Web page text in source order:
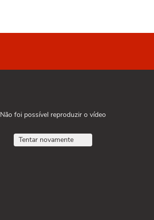
Não foi possível reproduzir o vídeo
Tentar novamente